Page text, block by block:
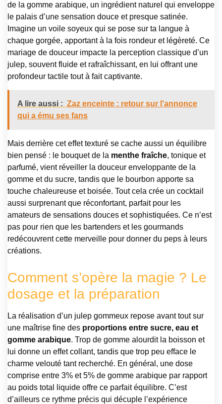
de la gomme arabique, un ingrédient naturel qui enveloppe
le palais d’une sensation douce et presque satinée.
Imagine un voile soyeux qui se pose sur ta langue à
chaque gorgée, apportant à la fois rondeur et légèreté. Ce
mariage de douceur impacte la perception classique d’un
julep, souvent fluide et rafraîchissant, en lui offrant une
profondeur tactile tout à fait captivante.
A lire aussi : Zaz enceinte : retour sur l'annonce
qui a ému ses fans
Mais derrière cet effet texturé se cache aussi un équilibre
bien pensé : le bouquet de la menthe fraîche, tonique et
parfumé, vient réveiller la douceur enveloppante de la
gomme et du sucre, tandis que le bourbon apporte sa
touche chaleureuse et boisée. Tout cela crée un cocktail
aussi surprenant que réconfortant, parfait pour les
amateurs de sensations douces et sophistiquées. Ce n’est
pas pour rien que les bartenders et les gourmands
redécouvrent cette merveille pour donner du peps à leurs
créations.
Comment s’opère la magie ? Le
dosage et la préparation
La réalisation d’un julep gommeux repose avant tout sur
une maîtrise fine des proportions entre sucre, eau et
gomme arabique. Trop de gomme alourdit la boisson et
lui donne un effet collant, tandis que trop peu efface le
charme velouté tant recherché. En général, une dose
comprise entre 3% et 5% de gomme arabique par rapport
au poids total liquide offre ce parfait équilibre. C’est
d’ailleurs ce rythme précis qui décuple l’expérience